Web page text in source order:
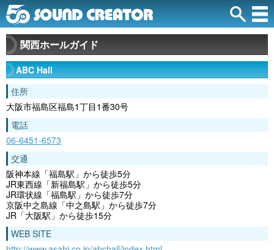
関西ホールガイド
ABC Hall
住所
大阪市福島区福島1丁目1番30号
電話
06-6451-6573
交通
阪神本線「福島駅」から徒歩5分
JR東西線「新福島駅」から徒歩5分
JR環状線「福島駅」から徒歩7分
京阪中之島線「中之島駅」から徒歩7分
JR「大阪駅」から徒歩15分
WEB SITE